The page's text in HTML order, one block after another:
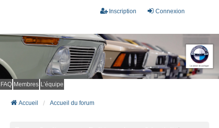
Connexion
Inscription
FAQ Membres L’équipe
Accueil Accueil du forum